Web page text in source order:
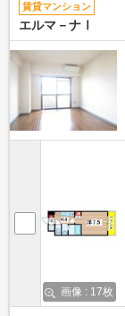
賃貸マンション
エルマ－ナⅠ
画像 : 17枚